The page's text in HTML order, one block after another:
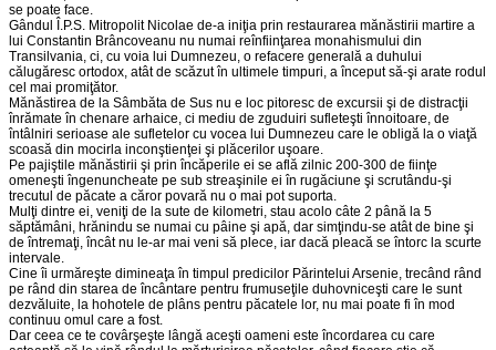
se poate face.
Gândul Î.P.S. Mitropolit Nicolae de-a iniţia prin restaurarea mănăstirii martire a
lui Constantin Brâncoveanu nu numai reînfiinţarea monahismului din
Transilvania, ci, cu voia lui Dumnezeu, o refacere generală a duhului
călugăresc ortodox, atât de scăzut în ultimele timpuri, a început să-şi arate rodul
cel mai promiţător.
Mănăstirea de la Sâmbăta de Sus nu e loc pitoresc de excursii şi de distracţii
înrămate în chenare arhaice, ci mediu de zguduiri sufleteşti înnoitoare, de
întâlniri serioase ale sufletelor cu vocea lui Dumnezeu care le obligă la o viaţă
scoasă din mocirla inconştienţei şi plăcerilor uşoare.
Pe pajiştile mănăstirii şi prin încăperile ei se află zilnic 200-300 de fiinţe
omeneşti îngenuncheate pe sub streaşinile ei în rugăciune şi scrutându-şi
trecutul de păcate a căror povară nu o mai pot suporta.
Mulţi dintre ei, veniţi de la sute de kilometri, stau acolo câte 2 până la 5
săptămâni, hrănindu se numai cu pâine şi apă, dar simţindu-se atât de bine şi
de întremaţi, încât nu le-ar mai veni să plece, iar dacă pleacă se întorc la scurte
intervale.
Cine îi urmăreşte dimineaţa în timpul predicilor Părintelui Arsenie, trecând rând
pe rând din starea de încântare pentru frumuseţile duhovniceşti care le sunt
dezvăluite, la hohotele de plâns pentru păcatele lor, nu mai poate fi în mod
continuu omul care a fost.
Dar ceea ce te covârşeşte lângă aceşti oameni este încordarea cu care